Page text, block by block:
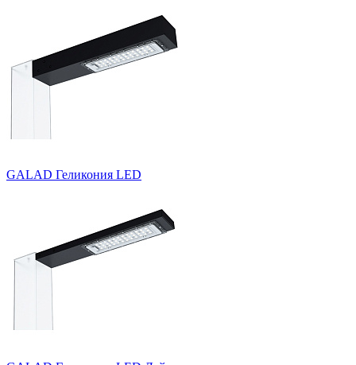
GALAD Геликония LED